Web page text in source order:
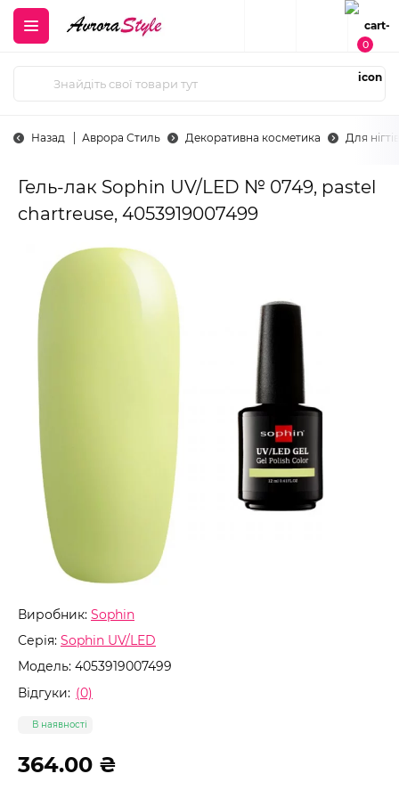
0
Назад Аврора Стиль Декоративна косметика Для нігтів
Гель-лак Sophin UV/LED № 0749, pastel
chartreuse, 4053919007499
Виробник: Sophin
Серія: Sophin UV/LED
Модель: 4053919007499
Відгуки: (0)
В наявності
364.00 ₴